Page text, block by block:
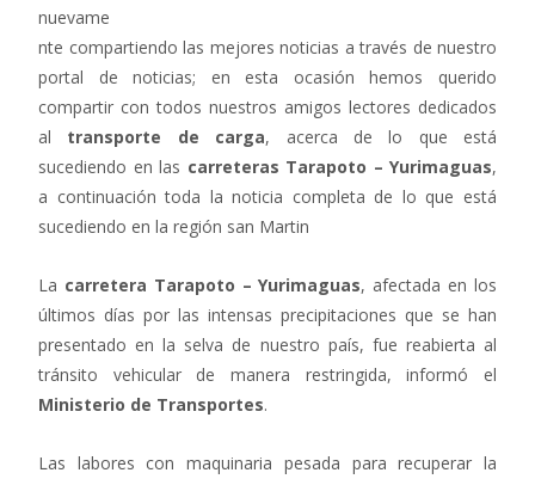
nuevame
nte compartiendo las mejores noticias a través de nuestro
portal de noticias; en esta ocasión hemos querido
compartir con todos nuestros amigos lectores dedicados
al transporte de carga, acerca de lo que está
sucediendo en las carreteras Tarapoto – Yurimaguas,
a continuación toda la noticia completa de lo que está
sucediendo en la región san Martin
La carretera Tarapoto – Yurimaguas, afectada en los
últimos días por las intensas precipitaciones que se han
presentado en la selva de nuestro país, fue reabierta al
tránsito vehicular de manera restringida, informó el
Ministerio de Transportes.
Las labores con maquinaria pesada para recuperar la